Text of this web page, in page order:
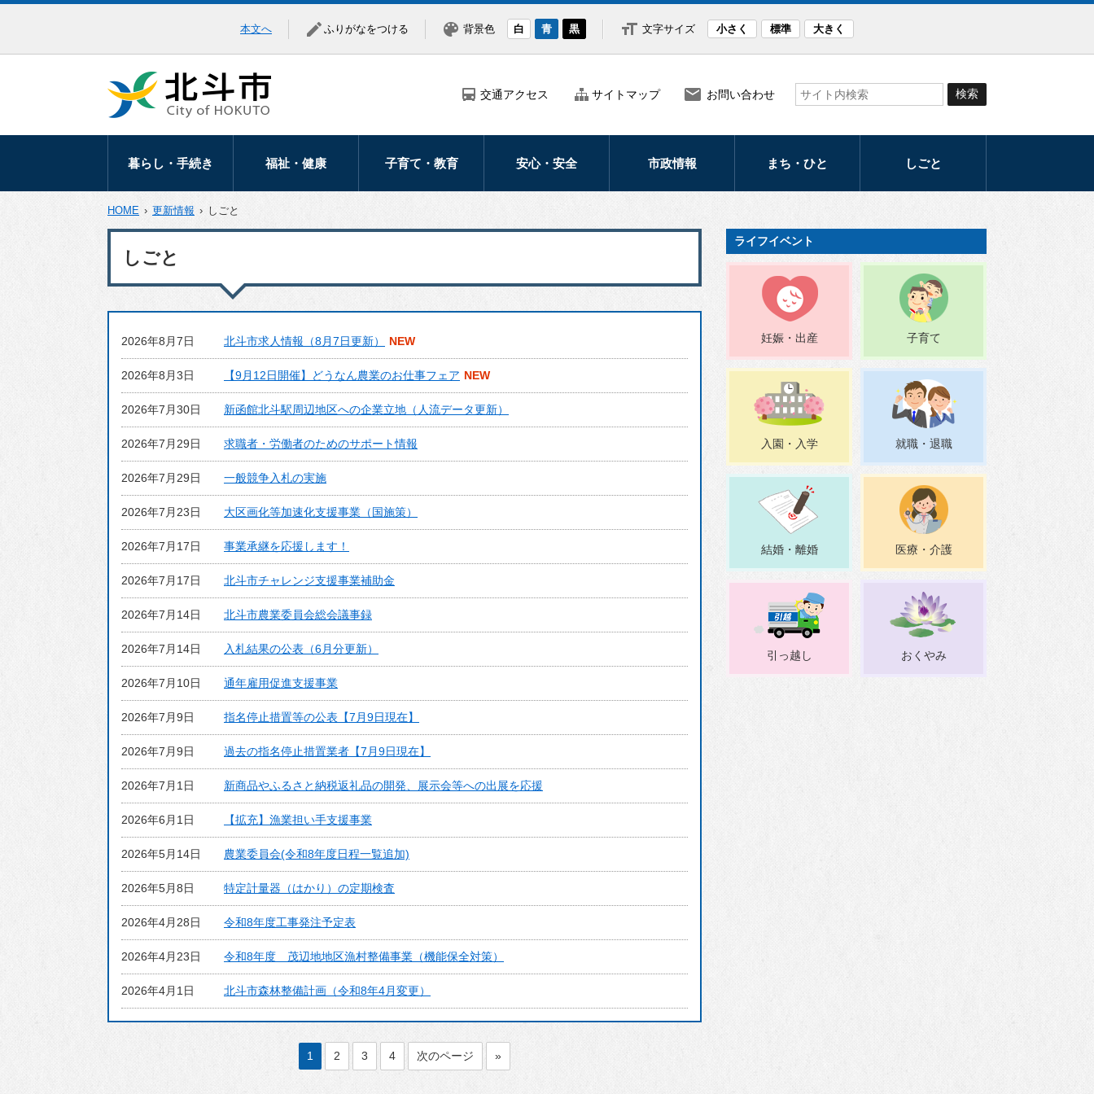
本文へ ふりがなをつける 背景色 白 青 黒 文字サイズ 小さく 標準 大きく
交通アクセス サイトマップ お問い合わせ
暮らし・手続き
暮らしの相談
届出・証明
保険・年金
環境・衛生
公共交通
コミュニティ
住まい・建築・河
川・道路
上下水道
情報化推進
多様な性の取り組
物価高騰等対策生
福祉・健康
生活保護・生活支
援
補助制度
子育て・教育 安心・安全 市政情報
北斗市議会
マイナンバー制度
個人情報保護
まち・ひと
まつり・イベント
文化
と
アクセスマップ
しごと
入札・契約
HOME › 更新情報 › しごと
しごと
2026年8月7日 北斗市求人情報（8月7日更新）
2026年8月3日 【9月12日開催】どうなん農業のお仕事フェア
2026年7月30日 新函館北斗駅周辺地区への企業立地（人流データ更新）
2026年7月29日 求職者・労働者のためのサポート情報
2026年7月29日 一般競争入札の実施
2026年7月23日 大区画化等加速化支援事業（国施策）
2026年7月17日 事業承継を応援します！
2026年7月17日 北斗市チャレンジ支援事業補助金
2026年7月14日 北斗市農業委員会総会議事録
2026年7月14日 入札結果の公表（6月分更新）
2026年7月10日 通年雇用促進支援事業
2026年7月9日 指名停止措置等の公表【7月9日現在】
2026年7月9日 過去の指名停止措置業者【7月9日現在】
2026年7月1日 新商品やふるさと納税返礼品の開発、展示会等への出展を応援
2026年6月1日 【拡充】漁業担い手支援事業
2026年5月14日 農業委員会(令和8年度日程一覧追加)
2026年5月8日 特定計量器（はかり）の定期検査
2026年4月28日 令和8年度工事発注予定表
2026年4月23日 令和8年度 茂辺地地区漁村整備事業（機能保全対策）
2026年4月1日 北斗市森林整備計画（令和8年4月変更）
1 2 3 4 次のページ »
ライフイベント
妊娠・出産 子育て
入園・入学 就職・退職
結婚・離婚 医療・介護
引っ越し おくやみ